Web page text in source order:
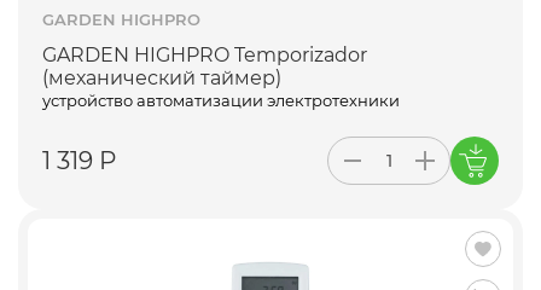
GARDEN HIGHPRO
GARDEN HIGHPRO Temporizador
(механический таймер)
устройство автоматизации электротехники
1 319 Р